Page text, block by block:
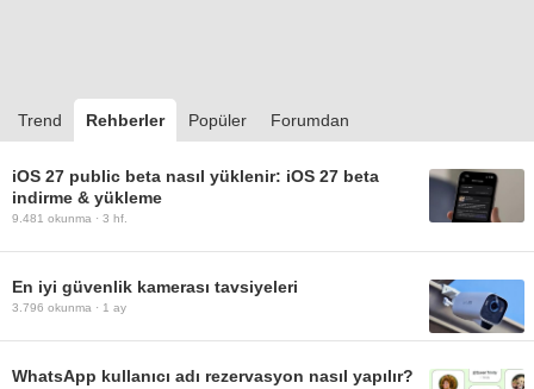
Trend Rehberler Popüler Forumdan
iOS 27 public beta nasıl yüklenir: iOS 27 beta
indirme & yükleme
9.481 okunma · 3 hf.
En iyi güvenlik kamerası tavsiyeleri
3.796 okunma · 1 ay
WhatsApp kullanıcı adı rezervasyon nasıl yapılır?